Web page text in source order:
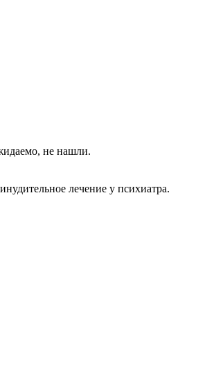
не нашли.
лечение у психиатра.